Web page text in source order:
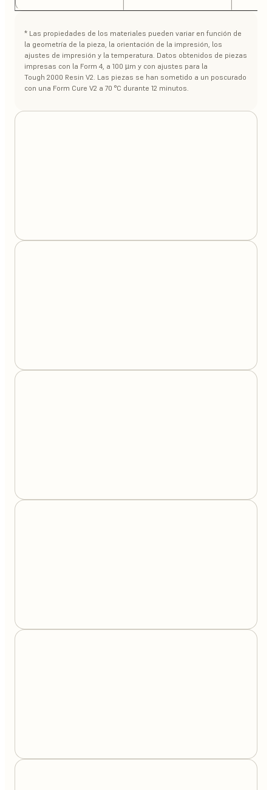
* Las propiedades de los materiales pueden variar en función de
la geometría de la pieza, la orientación de la impresión, los
ajustes de impresión y la temperatura. Datos obtenidos de piezas
impresas con la Form 4, a 100 µm y con ajustes para la
Tough 2000 Resin V2. Las piezas se han sometido a un poscurado
con una Form Cure V2 a 70 °C durante 12 minutos.